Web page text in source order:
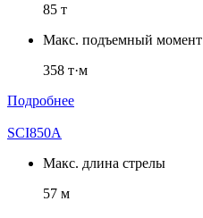
85 т
Макс. подъемный момент
358 т·м
Подробнее
SCI850A
Макс. длина стрелы
57 м